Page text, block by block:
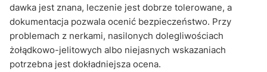
dawka jest znana, leczenie jest dobrze tolerowane, a
dokumentacja pozwala ocenić bezpieczeństwo. Przy
problemach z nerkami, nasilonych dolegliwościach
żołądkowo-jelitowych albo niejasnych wskazaniach
potrzebna jest dokładniejsza ocena.